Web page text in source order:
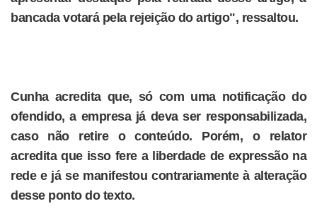
bancada votará pela rejeição do artigo", ressaltou.
Cunha acredita que, só com uma notificação do
ofendido, a empresa já deva ser responsabilizada,
caso não retire o conteúdo. Porém, o relator
acredita que isso fere a liberdade de expressão na
rede e já se manifestou contrariamente à alteração
desse ponto do texto.